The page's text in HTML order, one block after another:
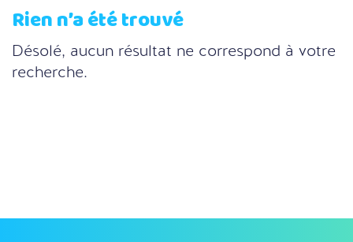
Rien n’a été trouvé
Désolé, aucun résultat ne correspond à votre
recherche.